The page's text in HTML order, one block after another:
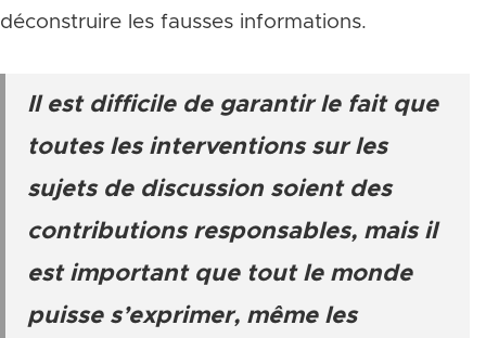
déconstruire les fausses informations.
Il est difficile de garantir le fait que
toutes les interventions sur les
sujets de discussion soient des
contributions responsables, mais il
est important que tout le monde
puisse s’exprimer, même les